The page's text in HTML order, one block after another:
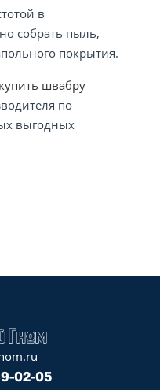
в
собрать пыль,
покрытия.
купить швабру
по
выгодных
02-05